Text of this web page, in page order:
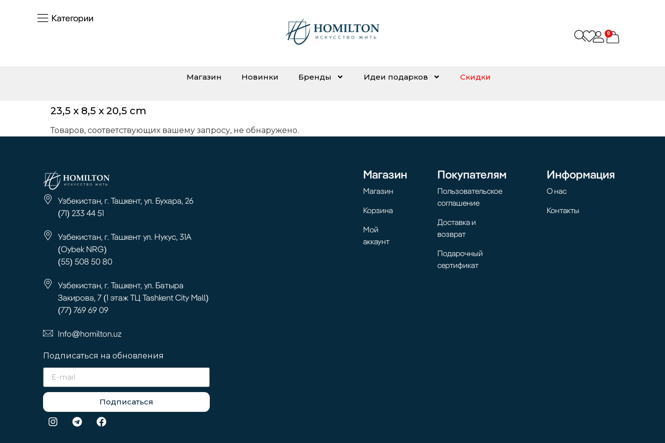
Категории
0
Магазин Новинки Бренды Идеи подарков Скидки
23,5 x 8,5 x 20,5 cm
Товаров, соответствующих вашему запросу, не обнаружено.
Узбекистан, г. Ташкент, ул. Бухара, 26
(71) 233 44 51
Узбекистан, г. Ташкент ул. Нукус, 31А
(Oybek NRG)
(55) 508 50 80
Узбекистан, г. Ташкент, ул. Батыра
Закирова, 7 (1 этаж ТЦ Tashkent City Mall)
(77) 769 69 09
Info@homilton.uz
Подписаться на обновления
Подписаться
Магазин
Магазин
Корзина
Мой
аккаунт
Покупателям
Пользовательское
соглашение
Доставка и
возврат
Подарочный
сертификат
Информация
О нас
Контакты